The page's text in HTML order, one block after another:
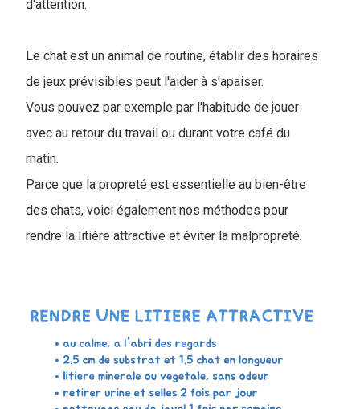
d'attention.
Le chat est un animal de routine, établir des horaires
de jeux prévisibles peut l'aider à s'apaiser.
Vous pouvez par exemple par l'habitude de jouer
avec au retour du travail ou durant votre café du
matin.
Parce que la propreté est essentielle au bien-être
des chats, voici également nos méthodes pour
rendre la litière attractive et éviter la malpropreté.